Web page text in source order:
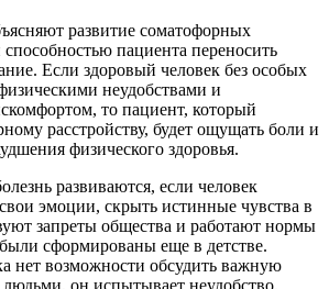
развитие соматофорных
способностью пациента переносить
Если здоровый человек без особых
неудобствами и
то пациент, который
расстройству, будет ощущать боли и
физического здоровья.
развиваются, если человек
эмоции, скрыть истинные чувства в
запреты общества и работают нормы
сформированы еще в детстве.
нет возможности обсудить важную